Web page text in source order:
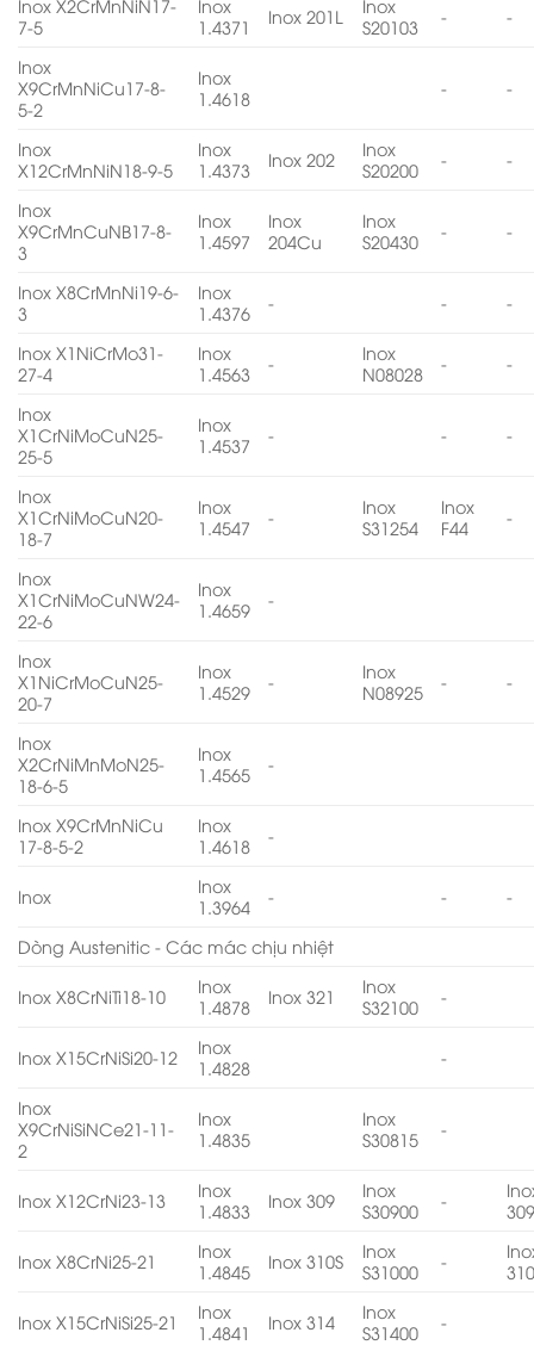
Inox X2CrMnNiN17-
7-5
Inox
1.4371
Inox 201L
Inox
S20103
- -
Inox
X9CrMnNiCu17-8-
5-2
Inox
1.4618
- -
Inox
X12CrMnNiN18-9-5
Inox
1.4373
Inox 202
Inox
S20200
- -
Inox
X9CrMnCuNB17-8-
3
Inox
1.4597
Inox
204Cu
Inox
S20430
- -
Inox X8CrMnNi19-6-
3
Inox
1.4376
- - -
Inox X1NiCrMo31-
27-4
Inox
1.4563
-
Inox
N08028
- -
Inox
X1CrNiMoCuN25-
25-5
Inox
1.4537
- - -
Inox
X1CrNiMoCuN20-
18-7
Inox
1.4547
-
Inox
S31254
Inox
F44
-
Inox
X1CrNiMoCuNW24-
22-6
Inox
1.4659
-
Inox
X1NiCrMoCuN25-
20-7
Inox
1.4529
-
Inox
N08925
- -
Inox
X2CrNiMnMoN25-
18-6-5
Inox
1.4565
-
Inox X9CrMnNiCu
17-8-5-2
Inox
1.4618
-
Inox
Inox
1.3964
- - -
Dòng Austenitic - Các mác chịu nhiệt
Inox X8CrNiTi18-10
Inox
1.4878
Inox 321
Inox
S32100
-
Inox X15CrNiSi20-12
Inox
1.4828
-
Inox
X9CrNiSiNCe21-11-
2
Inox
1.4835
Inox
S30815
-
Inox X12CrNi23-13
Inox
1.4833
Inox 309
Inox
S30900
-
Inox X8CrNi25-21
Inox
1.4845
Inox 310S
Inox
S31000
-
Inox X15CrNiSi25-21
Inox
1.4841
Inox 314
Inox
S31400
-